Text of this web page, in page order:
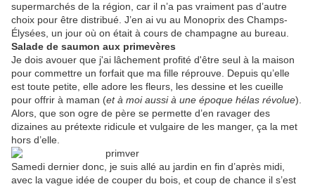
supermarchés de la région, car il n’a pas vraiment pas d’autre
choix pour être distribué. J’en ai vu au Monoprix des Champs-
Élysées, un jour où on était à cours de champagne au bureau.
Salade de saumon aux primevères
Je dois avouer que j'ai lâchement profité d'être seul à la maison
pour commettre un forfait que ma fille réprouve. Depuis qu’elle
est toute petite, elle adore les fleurs, les dessine et les cueille
pour offrir à maman (et à moi aussi à une époque hélas révolue).
Alors, que son ogre de père se permette d’en ravager des
dizaines au prétexte ridicule et vulgaire de les manger, ça la met
hors d’elle.
Samedi dernier donc, je suis allé au jardin en fin d’après midi,
avec la vague idée de couper du bois, et coup de chance il s’est